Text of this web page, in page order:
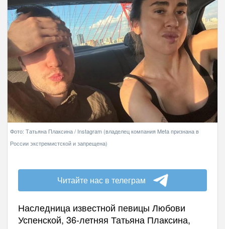
Фото: Татьяна Плаксина / Instagram (владелец компания Meta признана в
России экстремистской и запрещена)
Читайте нас в телеграм
Наследница известной певицы Любови
Успенской, 36-летняя Татьяна Плаксина,